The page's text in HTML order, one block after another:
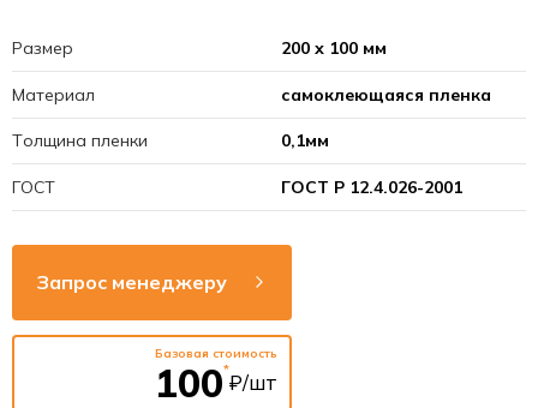
Размер 200 х 100 мм
Материал самоклеющаяся пленка
Толщина пленки 0,1мм
ГОСТ ГОСТ Р 12.4.026-2001
Запрос менеджеру
Базовая стоимость
100*
₽/шт